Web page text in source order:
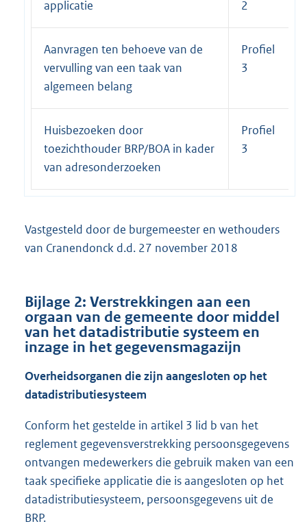
applicatie
2
Aanvragen ten behoeve van de
vervulling van een taak van
algemeen belang
Profiel
3
Huisbezoeken door
toezichthouder BRP/BOA in kader
van adresonderzoeken
Profiel
3
Vastgesteld door de burgemeester en wethouders
van Cranendonck d.d. 27 november 2018
Bijlage 2: Verstrekkingen aan een
orgaan van de gemeente door middel
van het datadistributie systeem en
inzage in het gegevensmagazijn
Overheidsorganen die zijn aangesloten op het
datadistributiesysteem
Conform het gestelde in artikel 3 lid b van het
reglement gegevensverstrekking persoonsgegevens
ontvangen medewerkers die gebruik maken van een
taak specifieke applicatie die is aangesloten op het
datadistributiesysteem, persoonsgegevens uit de
BRP.